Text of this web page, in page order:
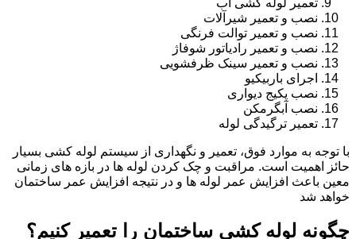
نصب و تعمیر شیرآلات
نصب و تعمیر توالت فرنگی
نصب و تعمیر رادیاتور شوفاژ
نصب و تعمیر سینک ظرفشویی
اجرای باربیکیو
نصب پکیج دیواری
نصب آبگرمکن
تعمیر ترگیدگی لوله
با توجه به موارد فوق، تعمیر و نگهداری از سیستم لوله کشی بسیار
حائز اهمیت است. مراقبت و چک کردن لوله ها در بازه های زمانی
معین باعث افزایش عمر لوله ها و در نتیجه افزایش عمر ساختمان
خواهد شد
چگونه لوله کشی ساختمان را تعمیر کنیم؟